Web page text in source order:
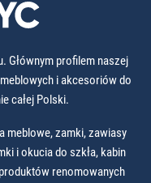
Głównym profilem naszej
i akcesoriów do
całej Polski.
meblowe, zamki, zawiasy
i okucia do szkła, kabin
renomowanych